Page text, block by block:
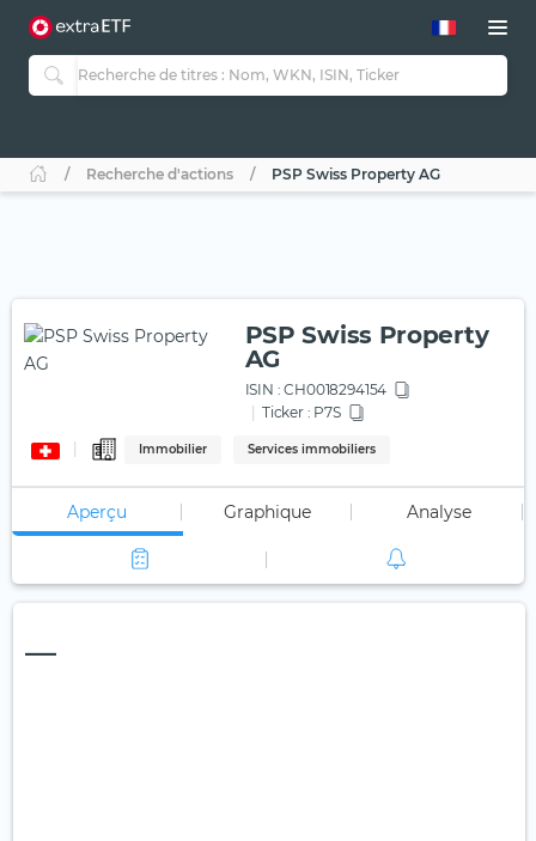
Recherche d'actions PSP Swiss Property AG
PSP Swiss Property
AG
ISIN : CH0018294154
Ticker : P7S
Immobilier Services immobiliers
Aperçu Graphique Analyse
—